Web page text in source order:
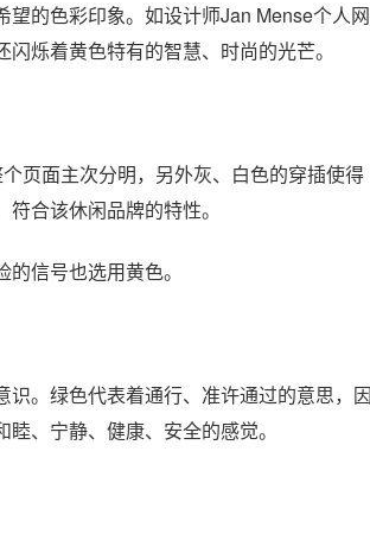
的色彩印象。如设计师Jan Mense个人网
烁着黄色特有的智慧、时尚的光芒。
页面主次分明，另外灰、白色的穿插使得
合该休闲品牌的特性。
信号也选用黄色。
。绿色代表着通行、准许通过的意思，
、宁静、健康、安全的感觉。